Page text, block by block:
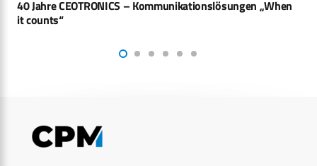
Neuer Duellsimulator Spezialkräfte